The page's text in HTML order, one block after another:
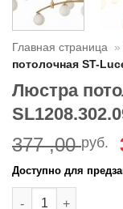
Главная страница »
потолочная ST-
Люстра
377 ,00руб.
Доступно для
Количество